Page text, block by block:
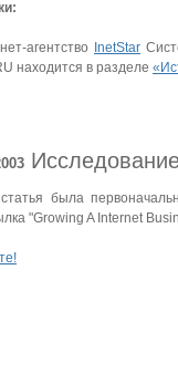
агентство InetStar
находится в разделе
была
"Growing A Internet